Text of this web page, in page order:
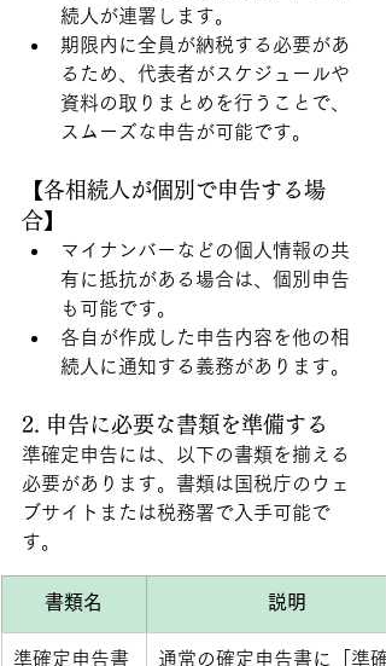
続人が連署します。
期限内に全員が納税する必要があ
るため、代表者がスケジュールや
資料の取りまとめを行うことで、
スムーズな申告が可能です。
【各相続人が個別で申告する場
合】
マイナンバーなどの個人情報の共
有に抵抗がある場合は、個別申告
も可能です。
各自が作成した申告内容を他の相
続人に通知する義務があります。
2. 申告に必要な書類を準備する
準確定申告には、以下の書類を揃える
必要があります。書類は国税庁のウェ
ブサイトまたは税務署で入手可能で
す。
書類名 説明
準確定申告書
通常の確定申告書に「準確